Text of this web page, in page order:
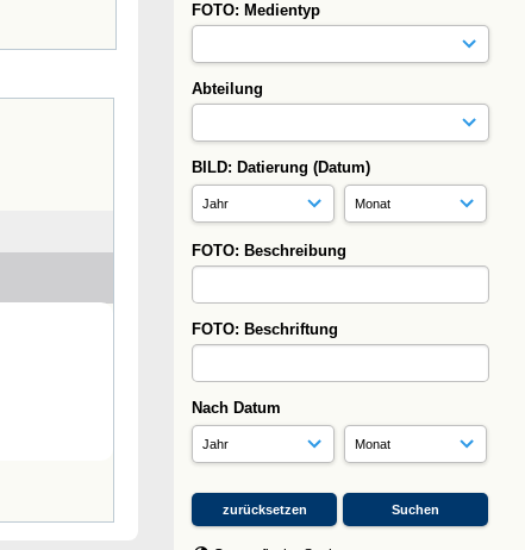
FOTO: Medientyp
Abteilung
BILD: Datierung (Datum)
FOTO: Beschreibung
FOTO: Beschriftung
Nach Datum